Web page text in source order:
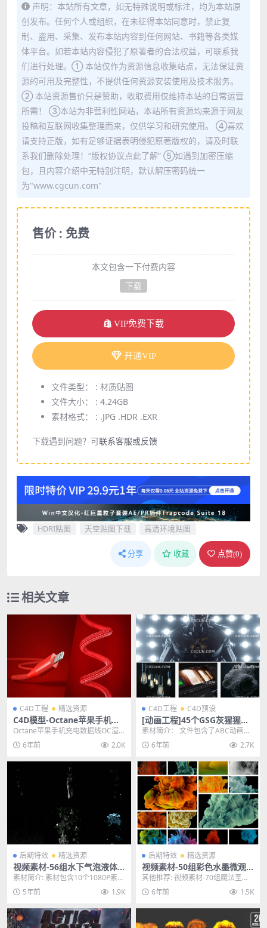
声明：本站所有文章，如无特殊说明或标注，均为本站原
创发布。任何个人或组织，在未征得本站同意时，禁止复
制、盗用、采集、发布本站内容到任何网站、书籍等各类媒
体平台。如若本站内容侵犯了原著者的合法权益，可联系我
们进行处理。① 本站仅作为资源信息收集站点，无法保证资
源的可用及完整性，不提供任何资源安装使用及技术服务。
② 本站资源售价只是赞助，收取费用仅维持本站的日常运营
所需！ ③本站为非营利性网站，本站所有资源均来源于网友
投稿和互联网收集整理而来，仅供学习和研究使用。 ④喜欢
请支持正版，如有足够证据表明侵犯原著版权的，请及时联
系我们删除处理！“版权协议点此了解” ⑤如遇到加密压缩
包，且内容介绍中无特别注明，默认解压密码统一
为"www.cgcun.com"
售价 : 免费
本文包含一下付费内容
下载
VIP免费下载
开通VIP
文件类型： : 材质贴图
文件大小： : 4.24GB
素材格式： : .JPG .HDR .EXR
下载遇到问题？可联系客服或反馈
HDRI贴图 天空贴图下载 高清环境贴图
分享 收藏 点赞(0)
相关文章
C4D工程 精选资源
C4D模型-Octane苹果手机充
电数据线OC渲染器工程模型
含材质贴图
Octane苹果手机充电数据线OC渲
染器工程模型 含材质贴图 其他推
荐: C4D...
6年前 2.0K
C4D工程 C4D预设
[动画工程]45个GSG灰猩猩真
实灰尘颗粒ABC模型视频素材
合集
素材简介： 文件包含了ABC动画模
型和灰尘颗粒的动态视频文件，45
个GSG灰猩猩...
6年前 2.7K
后期特效 精选资源
视频素材-56组水下气泡液体
水中泡泡超清透明通道4K视频
素材
素材简介: 素材包含10个1080P素材
和36个4K素材。水下气泡素材，主
要用于...
5年前 1.9K
后期特效 精选资源
视频素材-50组彩色水墨微观
特写流体溶解背景特效4K动画
素材
其他推荐: 视频素材-70组魔法圣诞
节日粒子图形4K动画素材 Magical
E... 6年前 1.5K